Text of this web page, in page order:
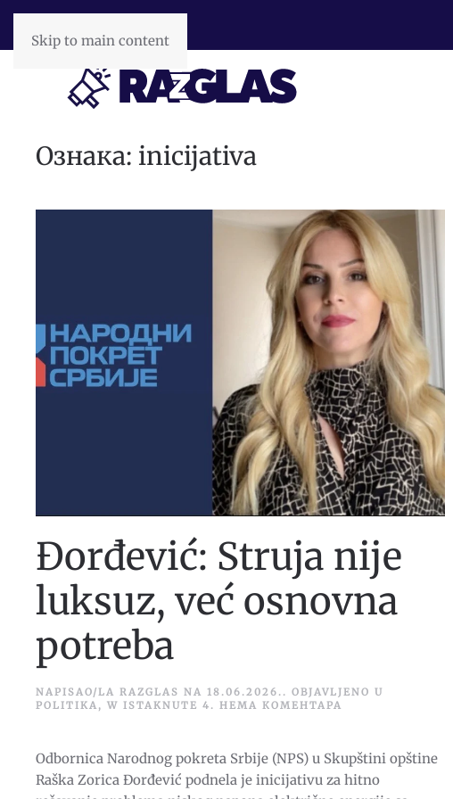
Skip to main content
Ознака: inicijativa
Đorđević: Struja nije
luksuz, već osnovna
potreba
NAPISAO/LA RAZGLAS NA 18.06.2026. . OBJAVLJENO U
POLITIKA , W ISTAKNUTE 4 . НЕМА КОМЕНТАРА
LUKSUZ,
VEĆ
OSNOVNA
Odbornica Narodnog pokreta Srbije (NPS) u Skupštini opštine
Raška Zorica Đorđević podnela je inicijativu za hitno